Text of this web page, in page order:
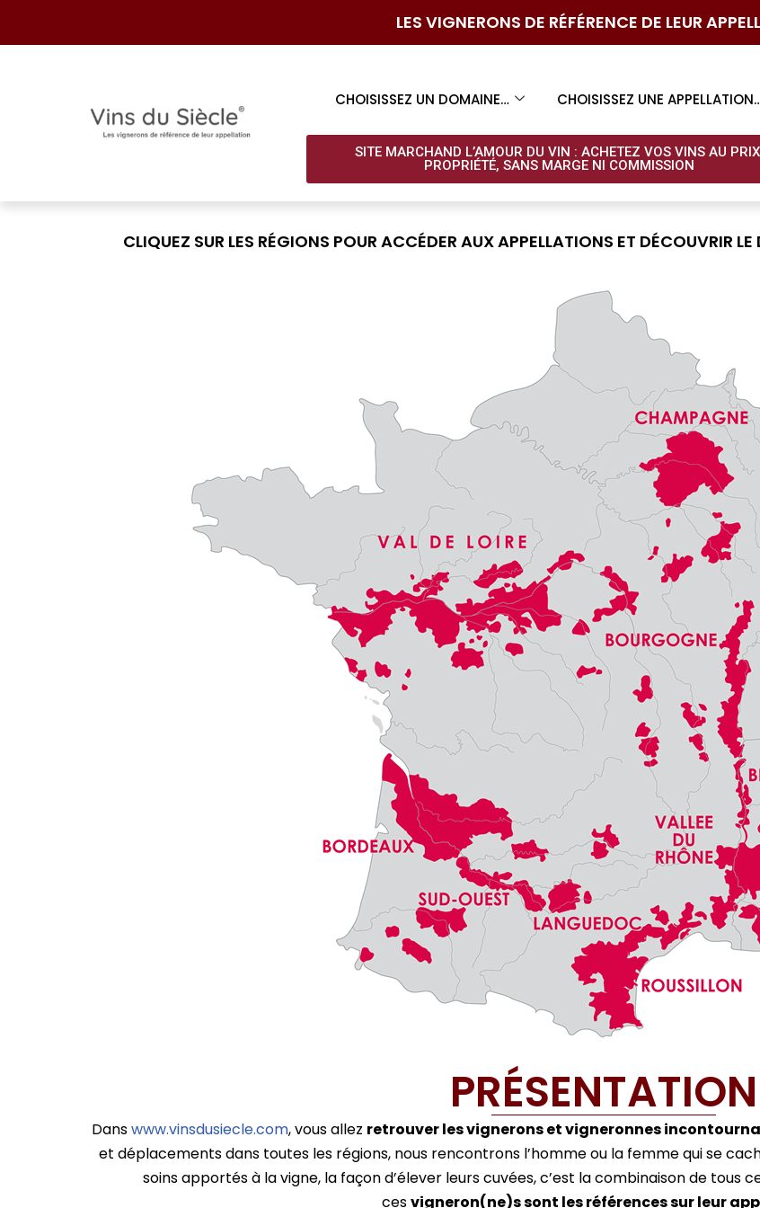
LES VIGNERONS DE RÉFÉRENCE DE LEUR
CHOISISSEZ UN DOMAINE… CHOISISSEZ UNE
SITE MARCHAND L’AMOUR DU VIN : ACHETEZ VOS VINS AU
PROPRIÉTÉ, SANS MARGE NI COMMISSION​
CLIQUEZ SUR LES RÉGIONS POUR ACCÉDER AUX APPELLATIONS ET DÉCOUVRIR
PRÉSENTATION
Danswww.vinsdusiecle.com, vous allez retrouver les vignerons et vigneronnes
et déplacements dans toutes les régions, nous rencontrons l’homme ou la femme qui se
soins apportés à la vigne, la façon d’élever leurs cuvées, c’est la combinaison de
cesvigneron(ne)s sont les références sur leur